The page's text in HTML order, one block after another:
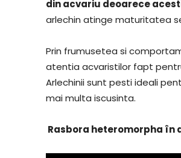
din acvariu deoarece
arlechin atinge maturitatea
Prin frumusetea si
atentia acvaristilor fapt
Arlechinii sunt pesti ideali
mai multa iscusinta.
Rasbora heteromorpha în